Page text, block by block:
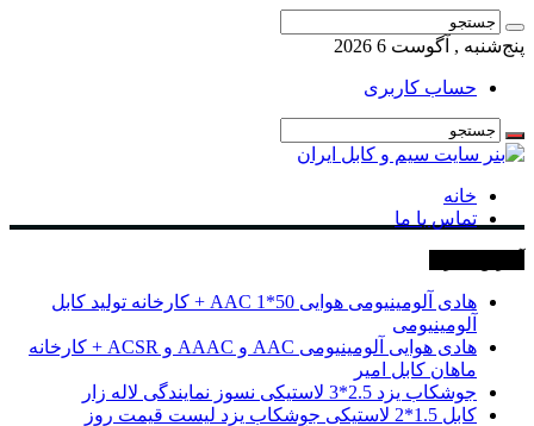
پنج‌شنبه , آگوست 6 2026
حساب کاربری
خانه
تماس با ما
هادی آلومینیومی هوایی 50*1 AAC + کارخانه تولید کابل
آلومینیومی
هادی هوایی آلومینیومی AAC و AAAC و ACSR + کارخانه
ماهان کابل امیر
جوشکاب یزد 2.5*3 لاستیکی نسوز نمایندگی لاله زار
کابل 1.5*2 لاستیکی جوشکاب یزد لیست قیمت روز